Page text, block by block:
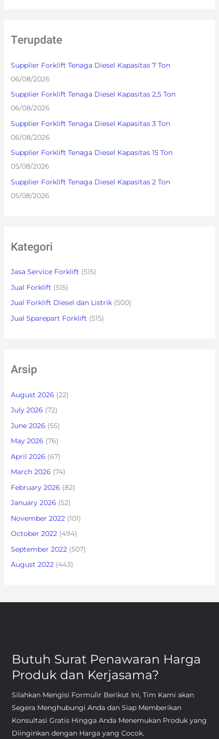
c
f
o
r
:
Terupdate
Supplier Forklift Tenaga Diesel Kapasitas 7 Ton
06/08/2026
Supplier Forklift Tenaga Diesel Kapasitas 2,5 Ton
06/08/2026
Supplier Forklift Tenaga Diesel Kapasitas 3 Ton
06/08/2026
Supplier Forklift Tenaga Diesel Kapasitas 15 Ton
05/08/2026
Supplier Forklift Tenaga Diesel Kapasitas 2 Ton
05/08/2026
Kategori
Jasa Service Forklift (515)
Jual Forklift (515)
Jual Forklift Diesel dan Listrik(500)
Jual Sparepart Forklift (515)
Arsip
August 2026 (22)
July 2026 (72)
June 2026 (55)
May 2026 (76)
April 2026 (67)
March 2026 (74)
February 2026 (82)
January 2026 (52)
November 2022(101)
October 2022(494)
September 2022(507)
August 2022(443)
Butuh Surat Penawaran Harga
Produk dan Kerjasama?
Silahkan Mengisi Formulir Berikut Ini, Tim Kami akan
Segera Menghubungi Anda dan Siap Memberikan
Konsultasi Gratis Hingga Anda Menemukan Produk yang
Diinginkan dengan Harga yang Cocok.